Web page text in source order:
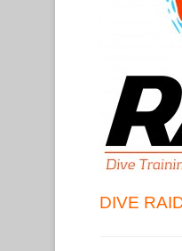
DIVE R